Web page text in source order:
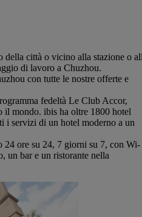
della città o vicino alla stazione o
di lavoro a Chuzhou.
con tutte le nostre offerte e
fedeltà Le Club Accor,
mondo. ibis ha oltre 1800 hotel
i servizi di un hotel moderno a un
24 ore su 24, 7 giorni su 7, con Wi-
un bar e un ristorante nella